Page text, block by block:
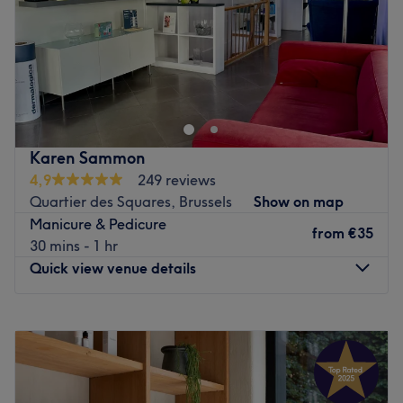
Closed
Centraal gelegen in het centrum van Leuven vind je Yves
Rocher Leuven. Hier kan je terecht voor diverse beauty-
en schoonheidsverzorgingen waarbij het draait om
doeltreffendheid en kwaliteit. Het team werkt tijdens de
behandelingen met natuurlijke producten van Yves
Rocher welke niet op dieren worden getest. Laat jezelf
verwennen met een bezoek aan dit salon of gun jezelf
een dagje uit en combineer het bezoek met een
shopsessie.
Go to venue
Karen Sammon
4,9
249 reviews
Quartier des Squares, Brussels
Show on map
Manicure & Pedicure
30 mins - 1 hr
from €35
Quick view venue details
Tuesday
09:00–21:00
Wednesday
Closed
Thursday
09:00–21:00